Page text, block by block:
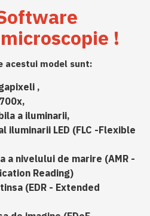
!
acestui model sunt:
,
a iluminarii,
LED (FLC -Flexible
a nivelului de marire (AMR -
Reading)
(EDR - Extended